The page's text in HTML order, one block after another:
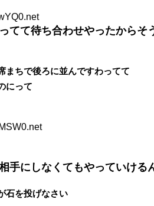
てて待ち合わせやったからそ
まちで後ろに並んですわってて
にって
手にしなくてもやっていける
石を投げなさい